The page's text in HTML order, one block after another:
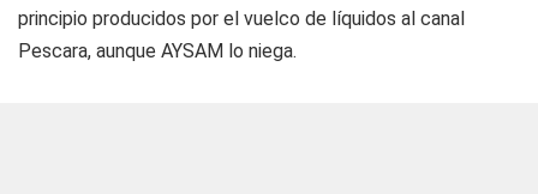
principio producidos por el vuelco de líquidos al canal
Pescara, aunque AYSAM lo niega.